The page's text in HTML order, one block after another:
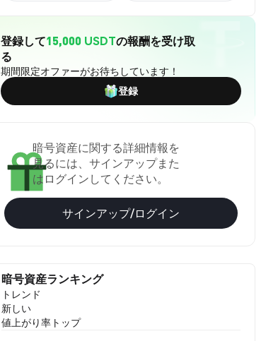
登録して15,000 USDTの報酬を受け取
る
期間限定オファーがお待ちしています！
登録
暗号資産に関する詳細情報を
見るには、サインアップまた
はログインしてください。
サインアップ/ログイン
暗号資産ランキング
トレンド
新しい
値上がり率トップ